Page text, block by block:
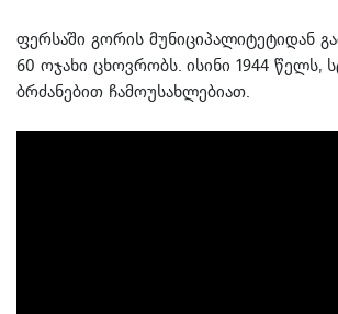
ფერსაში გორის მუნიციპალიტეტიდან
60 ოჯახი ცხოვრობს. ისინი 1944 წელს,
ბრძანებით ჩამოუსახლებიათ.